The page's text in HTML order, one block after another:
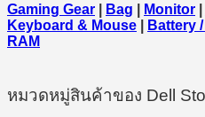
Gaming Gear
Bag Monitor
Keyboard & Mouse
Battery
RAM
หมวดหมู่สินค้าของ Dell